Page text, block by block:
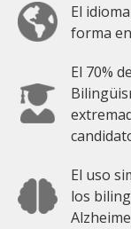
El
forma
El 70%
El uso
los